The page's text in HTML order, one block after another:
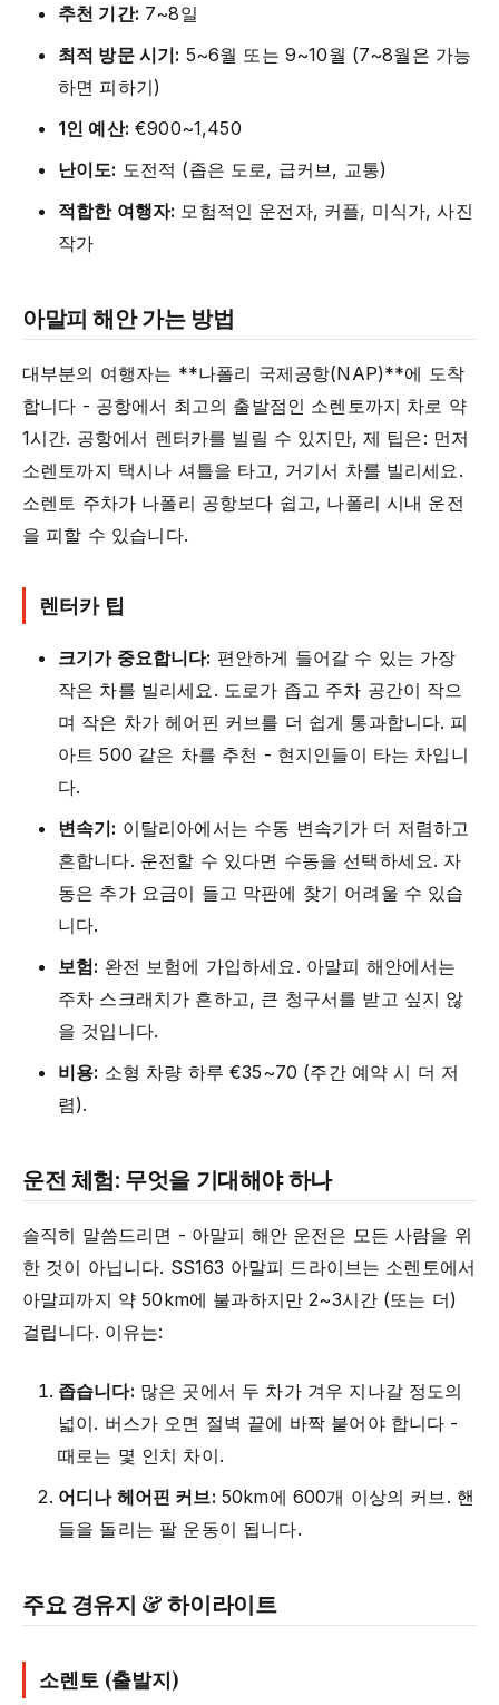
추천 기간: 7~8일
최적 방문 시기: 5~6월 또는 9~10월 (7~8월은 가능
하면 피하기)
1인 예산: €900~1,450
난이도: 도전적 (좁은 도로, 급커브, 교통)
적합한 여행자: 모험적인 운전자, 커플, 미식가, 사진
작가
아말피 해안 가는 방법
대부분의 여행자는 **나폴리 국제공항(NAP)**에 도착
합니다 - 공항에서 최고의 출발점인 소렌토까지 차로 약
1시간. 공항에서 렌터카를 빌릴 수 있지만, 제 팁은: 먼저
소렌토까지 택시나 셔틀을 타고, 거기서 차를 빌리세요.
소렌토 주차가 나폴리 공항보다 쉽고, 나폴리 시내 운전
을 피할 수 있습니다.
렌터카 팁
크기가 중요합니다: 편안하게 들어갈 수 있는 가장
작은 차를 빌리세요. 도로가 좁고 주차 공간이 작으
며 작은 차가 헤어핀 커브를 더 쉽게 통과합니다. 피
아트 500 같은 차를 추천 - 현지인들이 타는 차입니
다.
변속기: 이탈리아에서는 수동 변속기가 더 저렴하고
흔합니다. 운전할 수 있다면 수동을 선택하세요. 자
동은 추가 요금이 들고 막판에 찾기 어려울 수 있습
니다.
보험: 완전 보험에 가입하세요. 아말피 해안에서는
주차 스크래치가 흔하고, 큰 청구서를 받고 싶지 않
을 것입니다.
비용: 소형 차량 하루 €35~70 (주간 예약 시 더 저
렴).
운전 체험: 무엇을 기대해야 하나
솔직히 말씀드리면 - 아말피 해안 운전은 모든 사람을 위
한 것이 아닙니다. SS163 아말피 드라이브는 소렌토에서
아말피까지 약 50km에 불과하지만 2~3시간 (또는 더)
걸립니다. 이유는:
좁습니다: 많은 곳에서 두 차가 겨우 지나갈 정도의
넓이. 버스가 오면 절벽 끝에 바짝 붙어야 합니다 -
때로는 몇 인치 차이.
어디나 헤어핀 커브: 50km에 600개 이상의 커브. 핸
들을 돌리는 팔 운동이 됩니다.
주요 경유지 & 하이라이트
소렌토 (출발지)